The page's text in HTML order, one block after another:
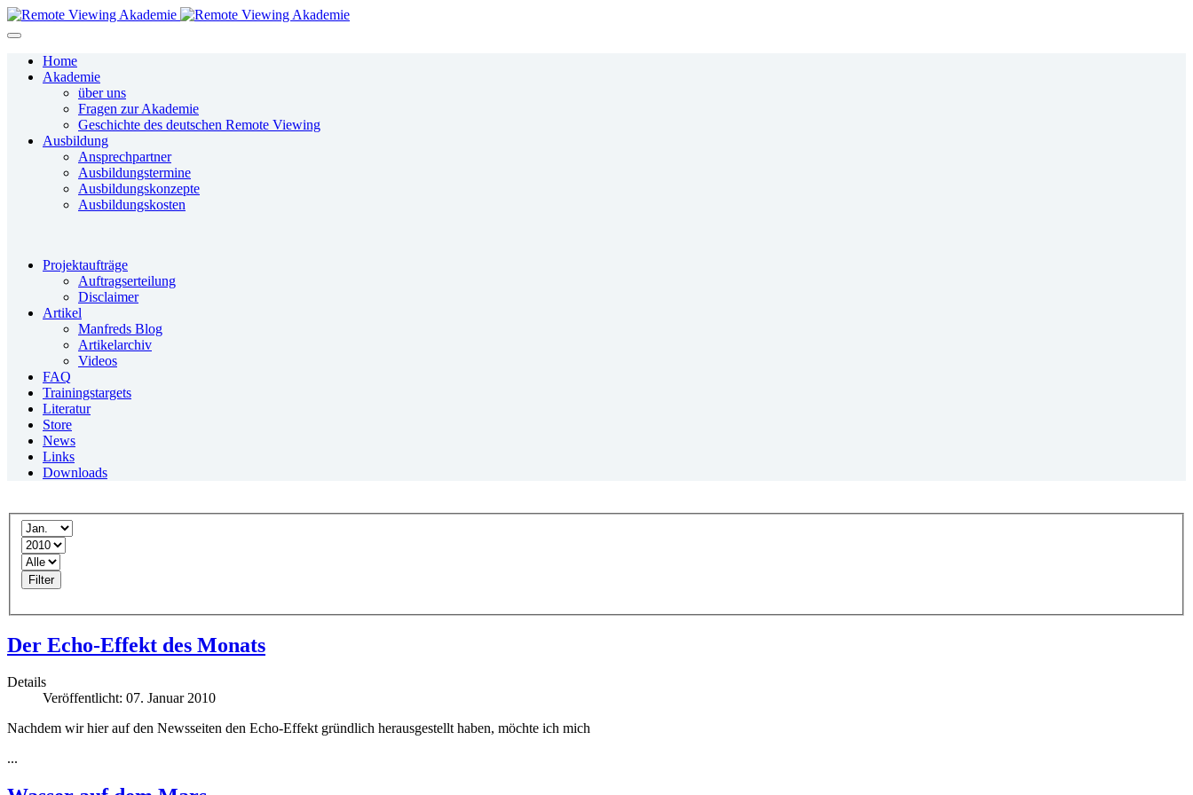
Home
Akademie
über uns
Fragen zur Akademie
Geschichte des deutschen Remote Viewing
Ausbildung
Ansprechpartner
Ausbildungstermine
Ausbildungskonzepte
Ausbildungskosten
Projektaufträge
Auftragserteilung
Disclaimer
Artikel
Manfreds Blog
Artikelarchiv
Videos
FAQ
Trainingstargets
Literatur
Store
News
Links
Downloads
Filter
Der Echo-Effekt des Monats
Details
Veröffentlicht: 07. Januar 2010
Nachdem wir hier auf den Newsseiten den Echo-Effekt gründlich herausgestellt haben, möchte ich mich
...